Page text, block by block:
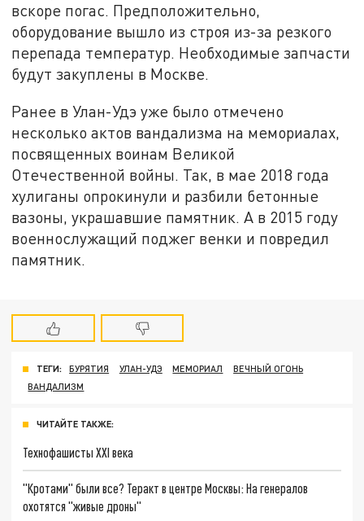
вскоре погас. Предположительно,
оборудование вышло из строя из-за резкого
перепада температур. Необходимые запчасти
будут закуплены в Москве.
Ранее в Улан-Удэ уже было отмечено
несколько актов вандализма на мемориалах,
посвященных воинам Великой
Отечественной войны. Так, в мае 2018 года
хулиганы опрокинули и разбили бетонные
вазоны, украшавшие памятник. А в 2015 году
военнослужащий поджег венки и повредил
памятник.
ТЕГИ: БУРЯТИЯ УЛАН-УДЭ МЕМОРИАЛ
ВЕЧНЫЙ ОГОНЬ
ВАНДАЛИЗМ
ЧИТАЙТЕ ТАКЖЕ:
Технофашисты XXI века
"Кротами" были все? Теракт в центре Москвы: На генералов
охотятся "живые дроны"